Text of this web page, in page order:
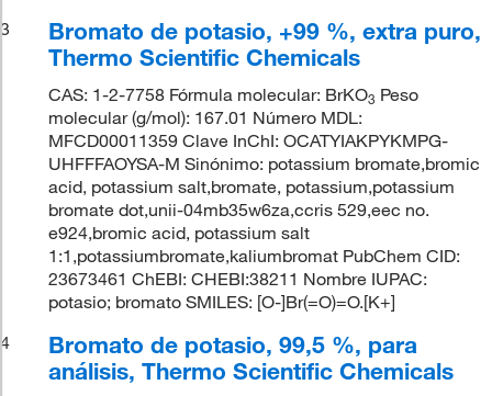
3
Bromato de potasio, +99 %, extra puro,
Thermo Scientific Chemicals
CAS: 1-2-7758 Fórmula molecular: BrKO3 Peso
molecular (g/mol): 167.01 Número MDL:
MFCD00011359 Clave InChI: OCATYIAKPYKMPG-
UHFFFAOYSA-M Sinónimo: potassium bromate,bromic
acid, potassium salt,bromate, potassium,potassium
bromate dot,unii-04mb35w6za,ccris 529,eec no.
e924,bromic acid, potassium salt
1:1,potassiumbromate,kaliumbromat PubChem CID:
23673461 ChEBI: CHEBI:38211 Nombre IUPAC:
potasio; bromato SMILES: [O-]Br(=O)=O.[K+]
4
Bromato de potasio, 99,5 %, para
análisis, Thermo Scientific Chemicals